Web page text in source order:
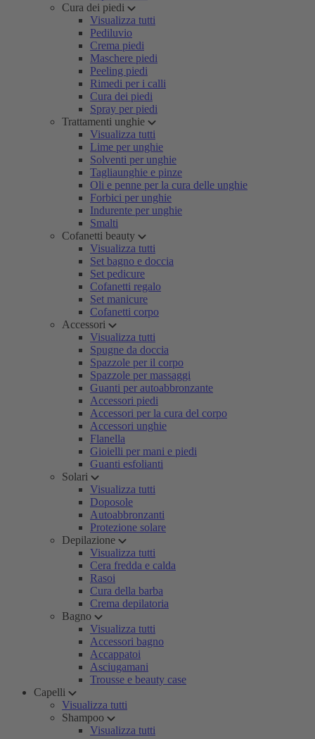
Cura dei piedi
Visualizza tutti
Pediluvio
Crema piedi
Maschere piedi
Peeling piedi
Rimedi per i calli
Cura dei piedi
Spray per piedi
Trattamenti unghie
Visualizza tutti
Lime per unghie
Solventi per unghie
Tagliaunghie e pinze
Oli e penne per la cura delle unghie
Forbici per unghie
Indurente per unghie
Smalti
Cofanetti beauty
Visualizza tutti
Set bagno e doccia
Set pedicure
Cofanetti regalo
Set manicure
Cofanetti corpo
Accessori
Visualizza tutti
Spugne da doccia
Spazzole per il corpo
Spazzole per massaggi
Guanti per autoabbronzante
Accessori piedi
Accessori per la cura del corpo
Accessori unghie
Flanella
Gioielli per mani e piedi
Guanti esfolianti
Solari
Visualizza tutti
Doposole
Autoabbronzanti
Protezione solare
Depilazione
Visualizza tutti
Cera fredda e calda
Rasoi
Cura della barba
Crema depilatoria
Bagno
Visualizza tutti
Accessori bagno
Accappatoi
Asciugamani
Trousse e beauty case
Capelli
Visualizza tutti
Shampoo
Visualizza tutti